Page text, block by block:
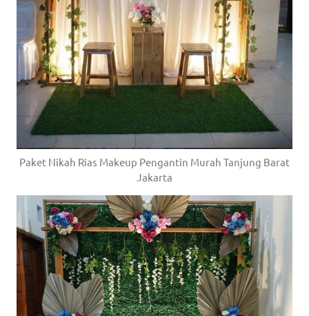
Paket Nikah Rias Makeup Pengantin Murah Tanjung Barat
Jakarta